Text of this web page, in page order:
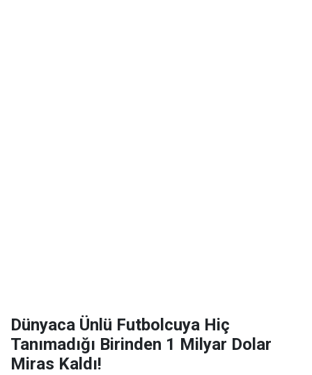
Dünyaca Ünlü Futbolcuya Hiç
Tanımadığı Birinden 1 Milyar Dolar
Miras Kaldı!